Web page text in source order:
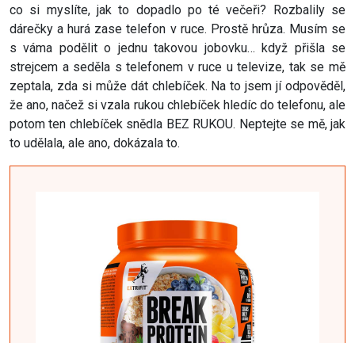
co si myslíte, jak to dopadlo po té večeři? Rozbalily se
dárečky a hurá zase telefon v ruce. Prostě hrůza. Musím se
s váma podělit o jednu takovou jobovku… když přišla se
strejcem a seděla s telefonem v ruce u televize, tak se mě
zeptala, zda si může dát chlebíček. Na to jsem jí odpověděl,
že ano, načež si vzala rukou chlebíček hledíc do telefonu, ale
potom ten chlebíček snědla BEZ RUKOU. Neptejte se mě, jak
to udělala, ale ano, dokázala to.